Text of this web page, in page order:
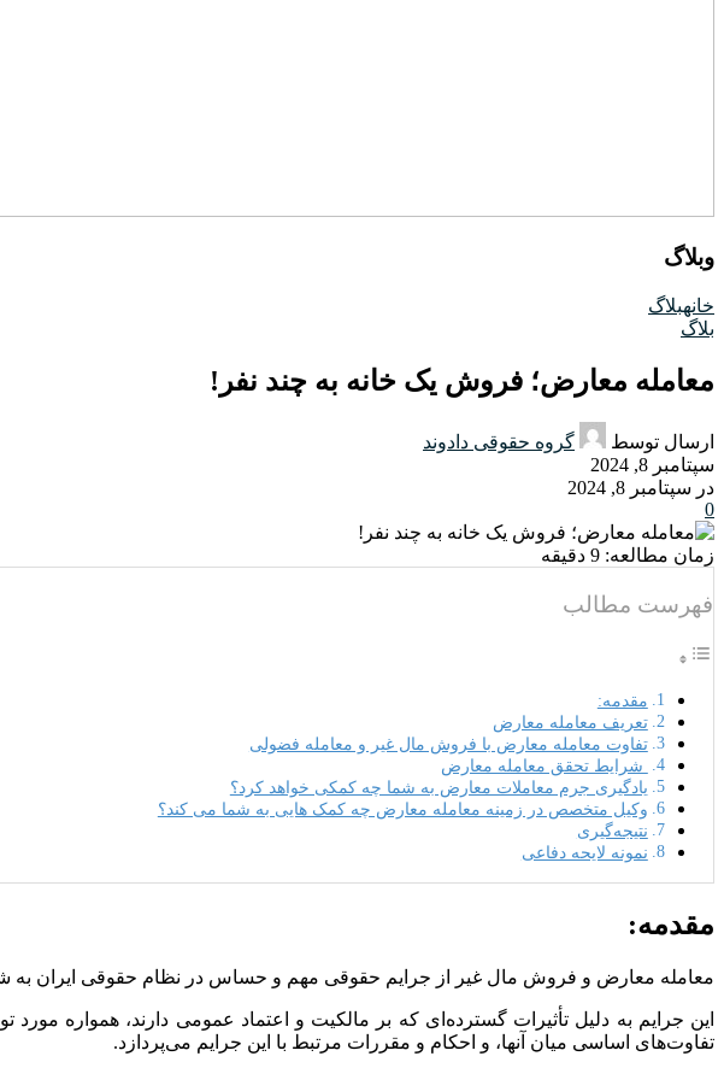
وبلاگ
خانهبلاگ
بلاگ
معامله معارض؛ فروش یک خانه به چند نفر!
ارسال توسط
گروه حقوقی دادوند
سپتامبر 8, 2024
در سپتامبر 8, 2024
0
زمان مطالعه: 9 دقیقه
فهرست مطالب
مقدمه:
تعریف معامله معارض
تفاوت معامله معارض با فروش مال غیر و معامله فضولی
شرایط تحقق معامله معارض
یادگیری جرم معاملات معارض به شما چه کمکی خواهد کرد؟
وکیل متخصص در زمینه معامله معارض چه کمک هایی به شما می کند؟
نتیجه‌گیری
نمونه لایحه دفاعی
مقدمه:
معامله معارض و فروش مال غیر از جرایم حقوقی مهم و حساس در نظام حقوقی ایران به
این جرایم به دلیل تأثیرات گسترده‌ای که بر مالکیت و اعتماد عمومی دارند، همواره
تفاوت‌های اساسی میان آنها، و احکام و مقررات مرتبط با این جرایم می‌پردازد.